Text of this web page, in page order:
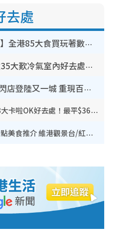
去處
【8月生日優惠2026】全港85大食買玩著數攻略 自助餐/火鍋放題同行免費＋誠品/DONKI送現金券
香港室內好去處｜逾35大歎冷氣室內好去處推介 室內活動免費避雨無懼落雨
小熊維尼100週年快閃店登陸又一城 重現百畝森林經典場景／獨家限定盲盒登場／專屬DIY香水
唱K推介2026︱全港13大卡啦OK好去處！最平$36起 日文K都有！(附地址+收費詳情)
尖沙咀好去處｜逾20景點美食推介 維港觀景台/紅磚古蹟/九龍公園/室內遊樂場